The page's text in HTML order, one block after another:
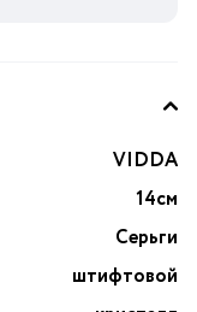
VIDDA
14см
Серьги
штифтовой